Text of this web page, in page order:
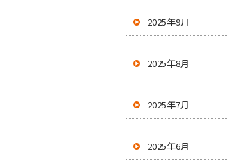
2025年9月
2025年8月
2025年7月
2025年6月